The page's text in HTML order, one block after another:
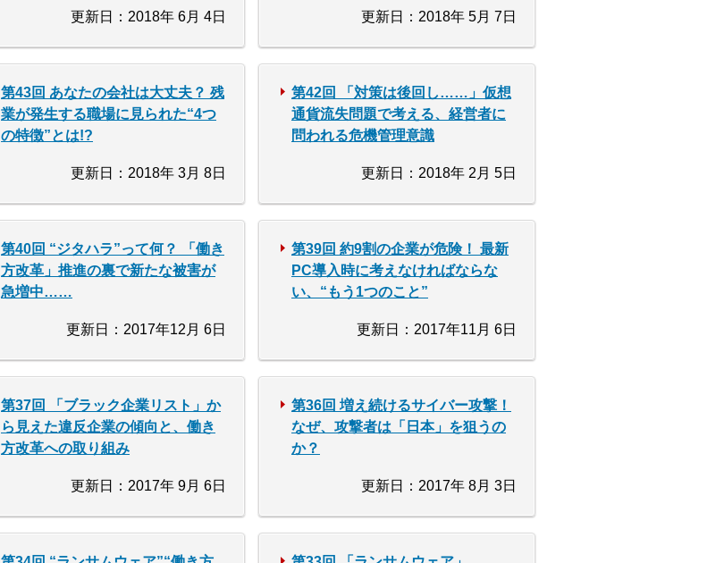
更新日：2018年 6月 4日 更新日：2018年 5月 7日
第43回 あなたの会社は大丈夫？ 残
業が発生する職場に見られた“4つ
の特徴”とは!?
更新日：2018年 3月 8日
第42回 「対策は後回し……」仮想
通貨流失問題で考える、経営者に
問われる危機管理意識
更新日：2018年 2月 5日
第40回 “ジタハラ”って何？ 「働き
方改革」推進の裏で新たな被害が
急増中……
更新日：2017年12月 6日
第39回 約9割の企業が危険！ 最新
PC導入時に考えなければならな
い、“もう1つのこと”
更新日：2017年11月 6日
第37回 「ブラック企業リスト」か
ら見えた違反企業の傾向と、働き
方改革への取り組み
更新日：2017年 9月 6日
第36回 増え続けるサイバー攻撃！
なぜ、攻撃者は「日本」を狙うの
か？
更新日：2017年 8月 3日